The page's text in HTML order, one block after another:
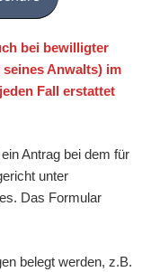
bei bewilligter
Anwalts) im
Fall erstattet
Antrag bei dem für
unter
Das Formular
belegt werden, z.B.